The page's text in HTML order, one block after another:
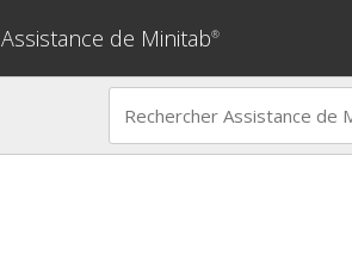
Assistance de Minitab®